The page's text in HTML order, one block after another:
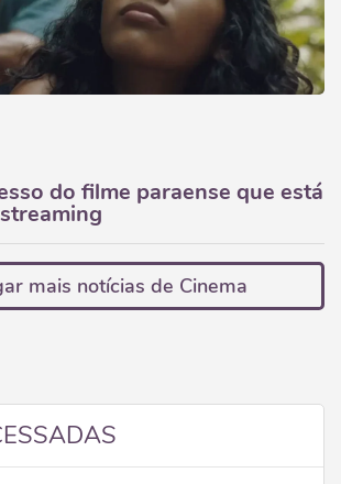
do filme paraense que está
mais notícias de Cinema